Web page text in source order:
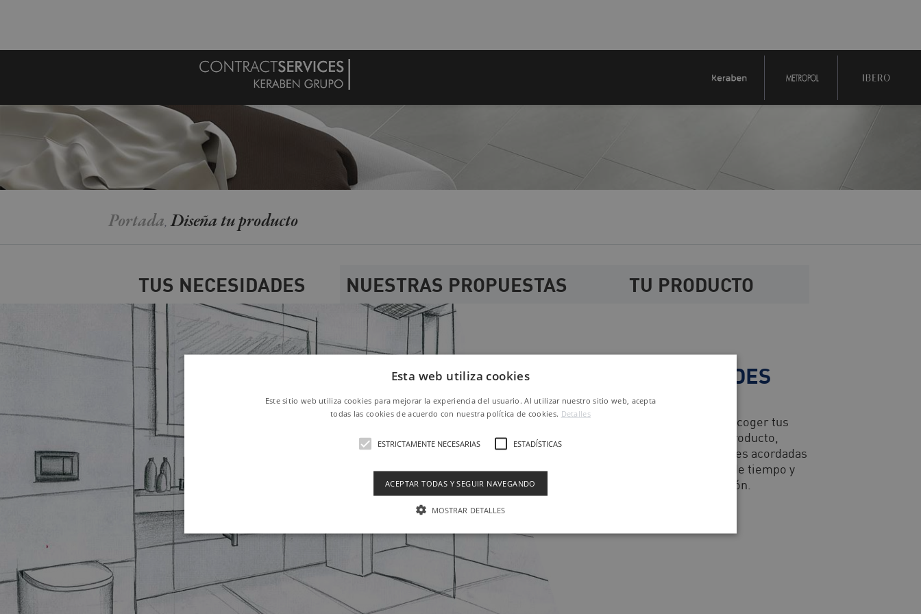
Portada, Diseña tu producto
TUS NECESIDADES NUESTRAS PROPUESTAS TU PRODUCTO
TUS NECESIDADES
El primer paso se centra en recoger tus
requisitos: diseño, tipo de producto,
funcionalidad requerida, cantidades acordadas
en base al lote mínimo, plazos de tiempo y
cualquier otra adaptación.
Esta web utiliza cookies
Este sitio web utiliza cookies para mejorar la experiencia del usuario. Al utilizar nuestro sitio web, acepta
todas las cookies de acuerdo con nuestra política de cookies. Detalles
ESTRICTAMENTE NECESARIAS ESTADÍSTICAS
ACEPTAR TODAS Y SEGUIR NAVEGANDO
MOSTRAR DETALLES